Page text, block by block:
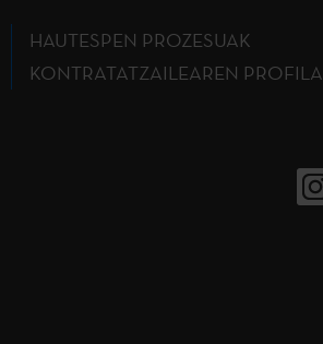
HAUTESPEN PROZESUAK
KONTRATATZAILEAREN PROFILA